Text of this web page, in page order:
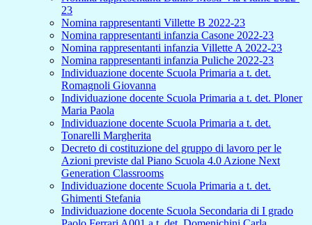
23
Nomina rappresentanti Villette B 2022-23
Nomina rappresentanti infanzia Casone 2022-23
Nomina rappresentanti infanzia Villette A 2022-23
Nomina rappresentanti infanzia Puliche 2022-23
Individuazione docente Scuola Primaria a t. det.
Romagnoli Giovanna
Individuazione docente Scuola Primaria a t. det. Ploner
Maria Paola
Individuazione docente Scuola Primaria a t. det.
Tonarelli Margherita
Decreto di costituzione del gruppo di lavoro per le
Azioni previste dal Piano Scuola 4.0 Azione Next
Generation Classrooms
Individuazione docente Scuola Primaria a t. det.
Ghimenti Stefania
Individuazione docente Scuola Secondaria di I grado